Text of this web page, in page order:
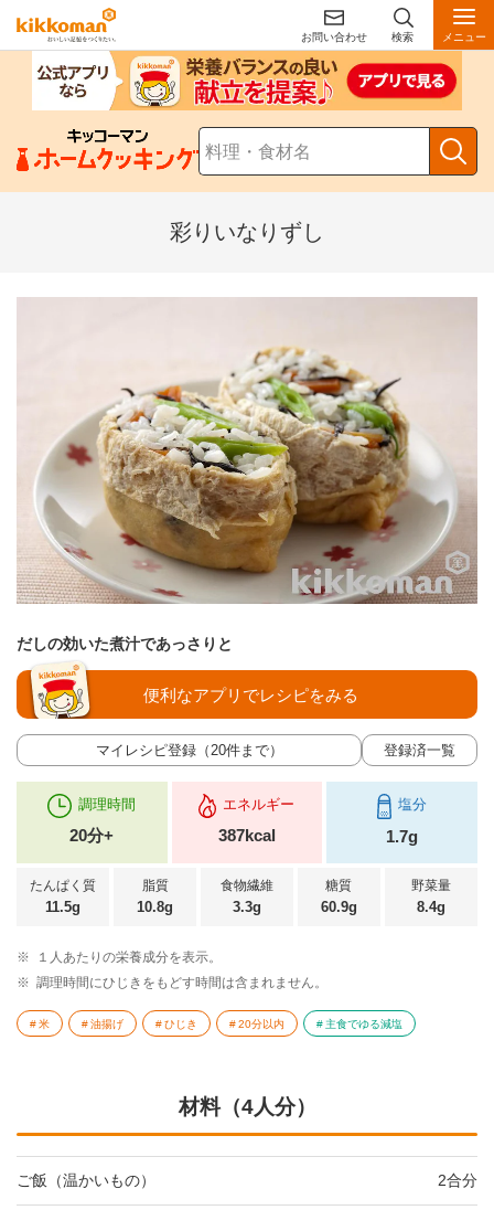
お問い合わせ 検索 メニュー
彩りいなりずし
だしの効いた煮汁であっさりと
マイレシピ登録（20件まで） 登録済一覧
便利なアプリでレシピをみる
調理時間
20分+
エネルギー
387kcal
塩分
1.7g
たんぱく質
11.5g
脂質
10.8g
食物繊維
3.3g
糖質
60.9g
野菜量
8.4g
※
１人あたりの栄養成分を表示。
※ 調理時間にひじきをもどす時間は含まれません。
米 油揚げ ひじき 20分以内 主食でゆる減塩
材料（4人分）
ご飯（温かいもの） 2合分